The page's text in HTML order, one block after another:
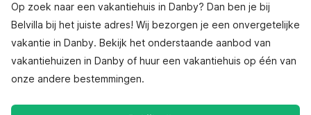
Op zoek naar een vakantiehuis in Danby? Dan ben je bij
Belvilla bij het juiste adres! Wij bezorgen je een onvergetelijke
vakantie in Danby. Bekijk het onderstaande aanbod van
vakantiehuizen in Danby of huur een vakantiehuis op één van
onze andere bestemmingen.